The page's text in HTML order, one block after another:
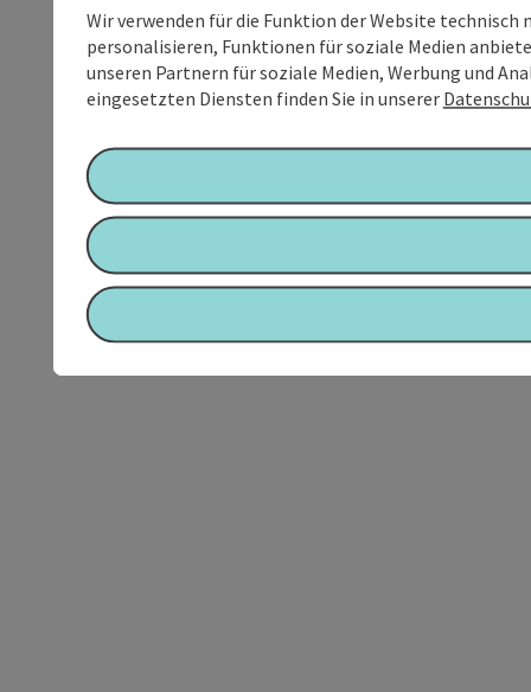
Wir verwenden für die Funktion der Website
personalisieren, Funktionen für soziale Medien
unseren Partnern für soziale Medien, Werbung und
eingesetzten Diensten finden Sie in unserer